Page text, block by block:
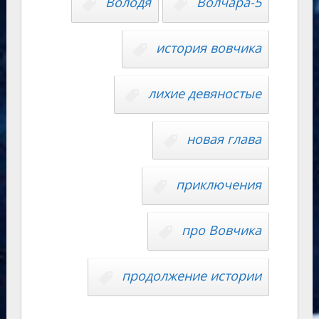
m as p
p
r
n
al
Li
история вовчика
лихие девяностые
новая глава
приключения
про Вовчика
продолжение истории